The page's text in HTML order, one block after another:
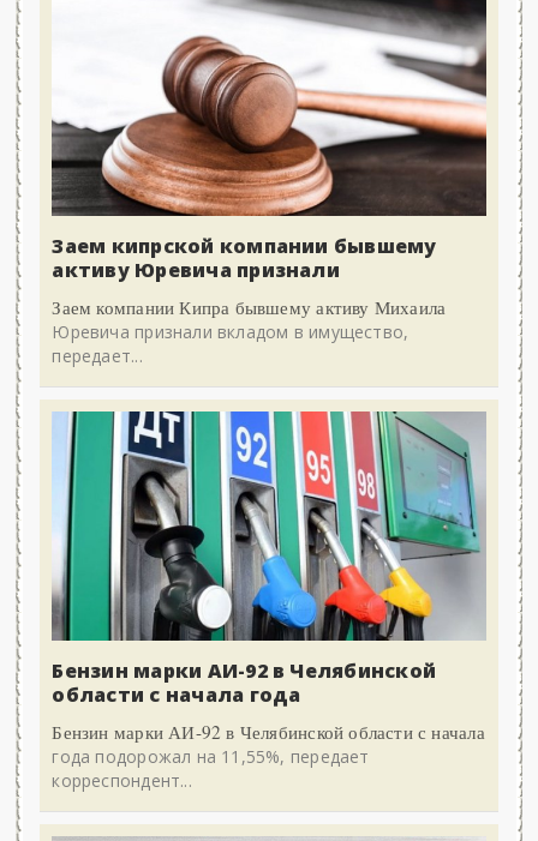
Заем кипрской компании бывшему
активу Юревича признали
Заем компании Кипра бывшему активу Михаила
Юревича признали вкладом в имущество,
передает...
Бензин марки АИ-92 в Челябинской
области с начала года
Бензин марки АИ-92 в Челябинской области с начала
года подорожал на 11,55%, передает
корреспондент...